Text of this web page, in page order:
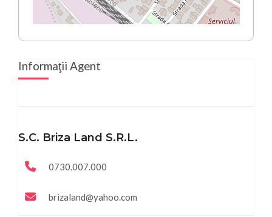
Informaţii Agent
S.C. Briza Land S.R.L.
0730.007.000
brizaland@yahoo.com